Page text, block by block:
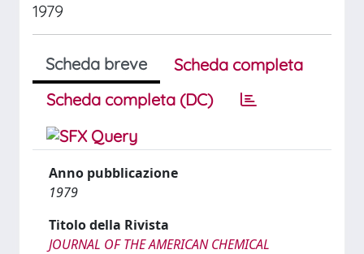
1979
Scheda breve
Scheda completa
Scheda completa (DC)
Anno pubblicazione
1979
Titolo della Rivista
JOURNAL OF THE AMERICAN CHEMICAL